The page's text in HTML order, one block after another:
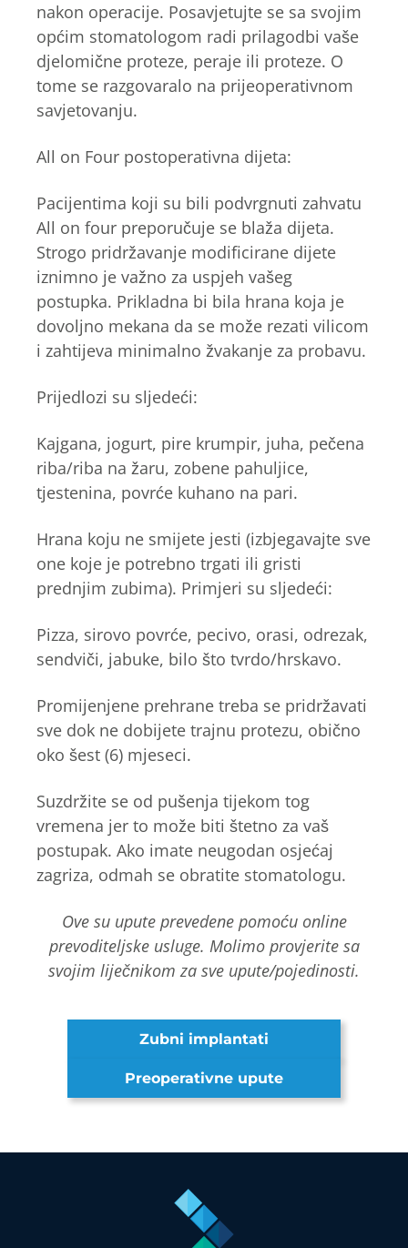
nakon operacije. Posavjetujte se sa svojim
općim stomatologom radi prilagodbi vaše
djelomične proteze, peraje ili proteze. O
tome se razgovaralo na prijeoperativnom
savjetovanju.
​​All on Four postoperativna dijeta:
Pacijentima koji su bili podvrgnuti zahvatu
All on four preporučuje se blaža dijeta.
Strogo pridržavanje modificirane dijete
iznimno je važno za uspjeh vašeg
postupka. Prikladna bi bila hrana koja je
dovoljno mekana da se može rezati vilicom
i zahtijeva minimalno žvakanje za probavu.
Prijedlozi su sljedeći:
Kajgana, jogurt, pire krumpir, juha, pečena
riba/riba na žaru, zobene pahuljice,
tjestenina, povrće kuhano na pari.
Hrana koju ne smijete jesti (izbjegavajte sve
one koje je potrebno trgati ili gristi
prednjim zubima). Primjeri su sljedeći:
Pizza, sirovo povrće, pecivo, orasi, odrezak,
sendviči, jabuke, bilo što tvrdo/hrskavo.
Promijenjene prehrane treba se pridržavati
sve dok ne dobijete trajnu protezu, obično
oko šest (6) mjeseci.
Suzdržite se od pušenja tijekom tog
vremena jer to može biti štetno za vaš
postupak. Ako imate neugodan osjećaj
zagriza, odmah se obratite stomatologu.
Ove su upute prevedene pomoću online
prevoditeljske usluge. Molimo provjerite sa
svojim liječnikom za sve upute/pojedinosti.
Zubni implantati
Preoperativne upute